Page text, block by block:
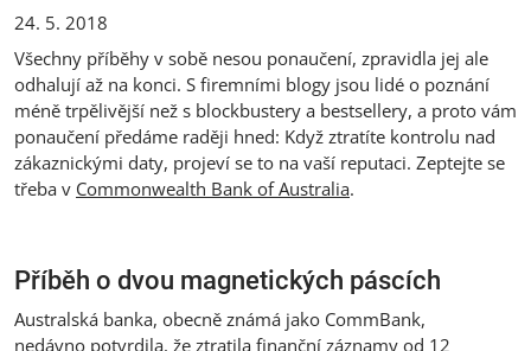
24. 5. 2018
Všechny příběhy v sobě nesou ponaučení, zpravidla jej ale
odhalují až na konci. S firemními blogy jsou lidé o poznání
méně trpělivější než s blockbustery a bestsellery, a proto vám
ponaučení předáme raději hned: Když ztratíte kontrolu nad
zákaznickými daty, projeví se to na vaší reputaci. Zeptejte se
třeba v Commonwealth Bank of Australia.
Příběh o dvou magnetických páscích
Australská banka, obecně známá jako CommBank,
nedávno potvrdila, že ztratila finanční záznamy od 12